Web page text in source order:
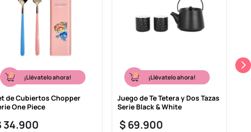
¡Llévatelo ahora!
de Cubiertos Chopper
One Piece
34.900
¡Llévatelo ahora!
Juego de Te Tetera y Dos Tazas
Serie Black & White
$69.900